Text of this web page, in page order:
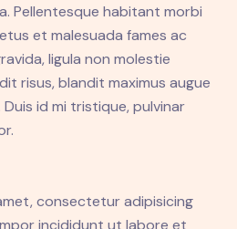
Pellentesque habitant morbi
et malesuada fames ac
ligula non molestie
risus, blandit maximus augue
id mi tristique, pulvinar
consectetur adipisicing
incididunt ut labore et